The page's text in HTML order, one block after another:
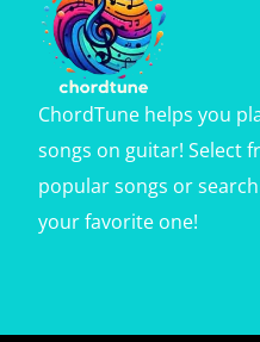
ChordTune helps you
songs on guitar! Select
popular songs or
your favorite one!